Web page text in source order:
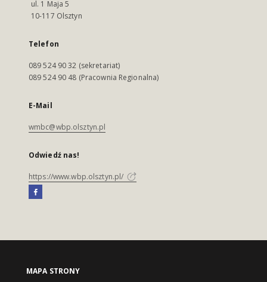
ul. 1 Maja 5
10-117 Olsztyn
Telefon
089 524 90 32 (sekretariat)
089 524 90 48 (Pracownia Regionalna)
E-Mail
wmbc@wbp.olsztyn.pl
Odwiedź nas!
https://www.wbp.olsztyn.pl/
MAPA STRONY